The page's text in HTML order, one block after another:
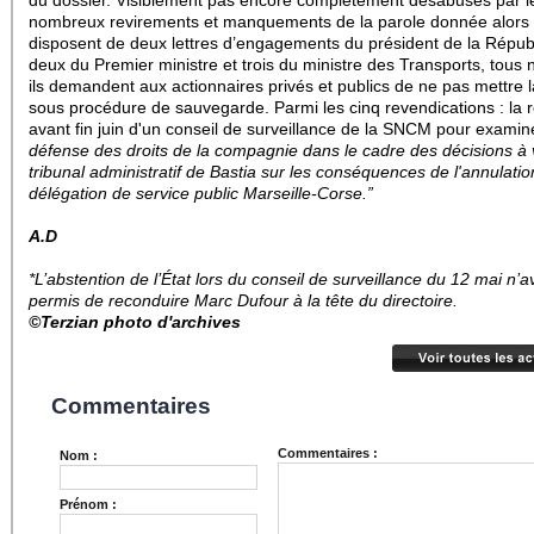
nombreux revirements et manquements de la parole donnée alors
disposent de deux lettres d’engagements du président de la
deux du Premier ministre et trois du ministre des Transports, tous
ils demandent aux actionnaires privés et publics de ne pas mettre
sous procédure de sauvegarde. Parmi les cinq revendications : la
avant fin juin d'un conseil de surveillance de la SNCM pour
défense des droits de la compagnie dans le cadre des décisions à
tribunal administratif de Bastia sur les conséquences de
délégation de service public Marseille-Corse.”
A.D
*L’abstention de l’État lors du conseil de surveillance du 12 mai
permis de reconduire Marc Dufour à la tête du directoire.
©Terzian photo d'archives
Commentaires
Nom :
Prénom :
Commentaires :